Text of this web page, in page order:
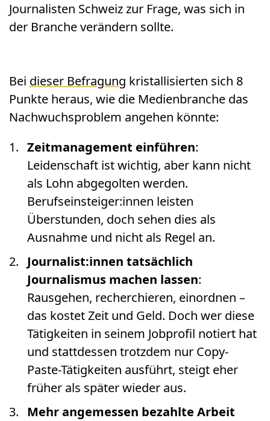
Journalisten Schweiz zur Frage, was sich in
der Branche verändern sollte.
Bei dieser Befragung kristallisierten sich 8
Punkte heraus, wie die Medienbranche das
Nachwuchsproblem angehen könnte:
Zeitmanagement einführen:
Leidenschaft ist wichtig, aber kann nicht
als Lohn abgegolten werden.
Berufseinsteiger:innen leisten
Überstunden, doch sehen dies als
Ausnahme und nicht als Regel an.
Journalist:innen tatsächlich
Journalismus machen lassen:
Rausgehen, recherchieren, einordnen –
das kostet Zeit und Geld. Doch wer diese
Tätigkeiten in seinem Jobprofil notiert hat
und stattdessen trotzdem nur Copy-
Paste-Tätigkeiten ausführt, steigt eher
früher als später wieder aus.
Mehr angemessen bezahlte Arbeit